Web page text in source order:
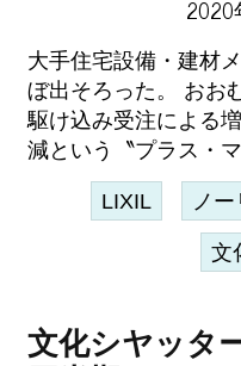
2020
大手住宅設備・建材
ぼ出そろった。 おお
駆け込み受注による
減という〝プラス・
LIXIL ノー
文
文化シヤッタ